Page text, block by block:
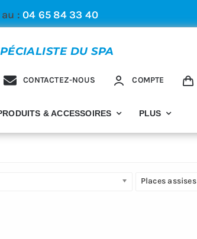
au :04 65 84 33 40
DU SPA
CONTACTEZ-NOUS COMPTE
& ACCESSOIRES PLUS
Places assises